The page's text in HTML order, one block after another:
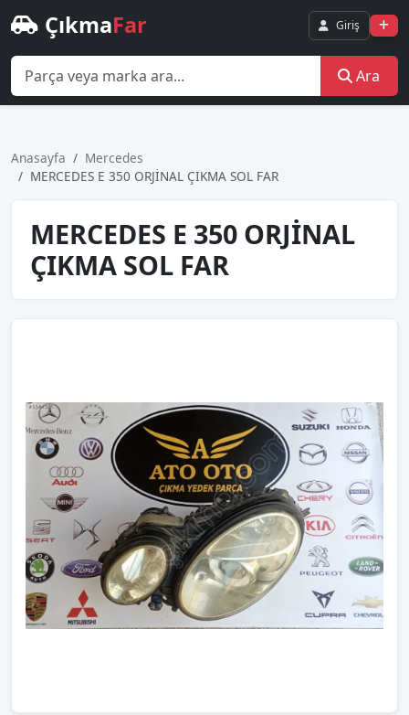
ÇıkmaFar Giriş
Ara
Anasayfa
Mercedes
MERCEDES E 350 ORJİNAL ÇIKMA SOL FAR
MERCEDES E 350 ORJİNAL
ÇIKMA SOL FAR